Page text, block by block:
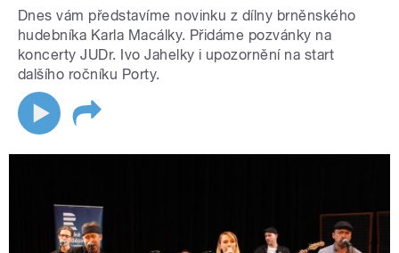
Dnes vám představíme novinku z dílny brněnského
hudebníka Karla Macálky. Přidáme pozvánky na
koncerty JUDr. Ivo Jahelky i upozornění na start
dalšího ročníku Porty.